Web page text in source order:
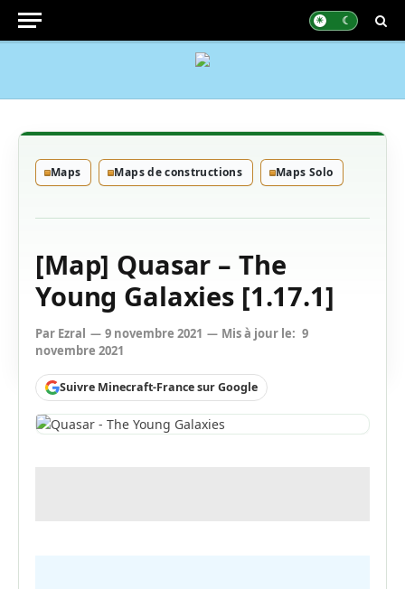
Maps Maps de constructions Maps Solo
[Map] Quasar – The
Young Galaxies [1.17.1]
Par Ezral 9 novembre 2021 Mis à jour le: 9
novembre 2021
Suivre Minecraft-France sur Google